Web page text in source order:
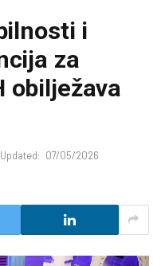
i
za
obilježava
Updated: 07/05/2026